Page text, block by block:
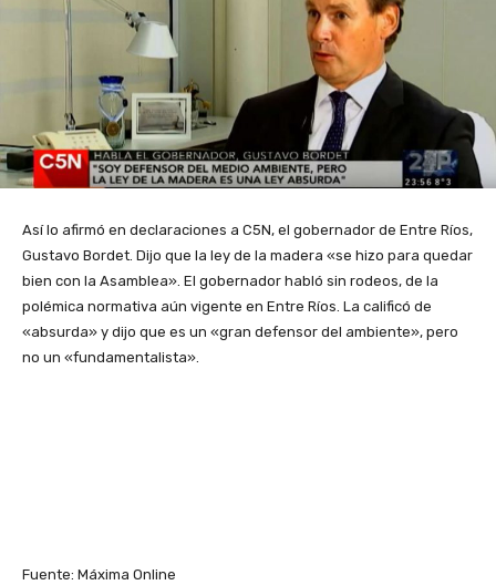
Así lo afirmó en declaraciones a C5N, el gobernador de Entre Ríos,
Gustavo Bordet. Dijo que la ley de la madera «se hizo para quedar
bien con la Asamblea». El gobernador habló sin rodeos, de la
polémica normativa aún vigente en Entre Ríos. La calificó de
«absurda» y dijo que es un «gran defensor del ambiente», pero
no un «fundamentalista».
Fuente: Máxima Online